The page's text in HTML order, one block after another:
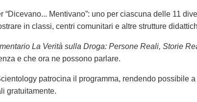
“Dicevano... Mentivano”: uno per ciascuna delle 11
in classi, centri comunitari e altre strutture
La Verità sulla Droga: Persone Reali, Storie
e che ora ne possono parlare.
patrocina il programma, rendendo possibile
gratuitamente.